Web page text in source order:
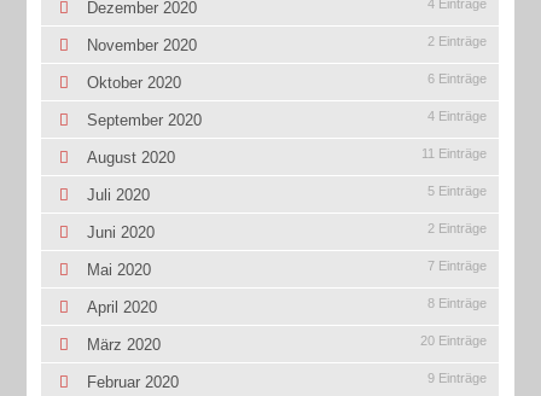
Dezember 2020 4 Einträge
November 2020 2 Einträge
Oktober 2020 6 Einträge
September 2020 4 Einträge
August 2020 11 Einträge
Juli 2020 5 Einträge
Juni 2020 2 Einträge
Mai 2020 7 Einträge
April 2020 8 Einträge
März 2020 20 Einträge
Februar 2020 9 Einträge